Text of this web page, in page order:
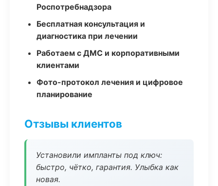
Роспотребнадзора
Бесплатная консультация и
диагностика при лечении
Работаем с ДМС и корпоративными
клиентами
Фото-протокол лечения и цифровое
планирование
Отзывы клиентов
Установили импланты под ключ:
быстро, чётко, гарантия. Улыбка как
новая.